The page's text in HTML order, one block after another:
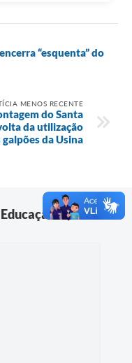
“esquenta” do
MENOS RECENTE
do Santa
da utilização
galpões da Usina
Educação